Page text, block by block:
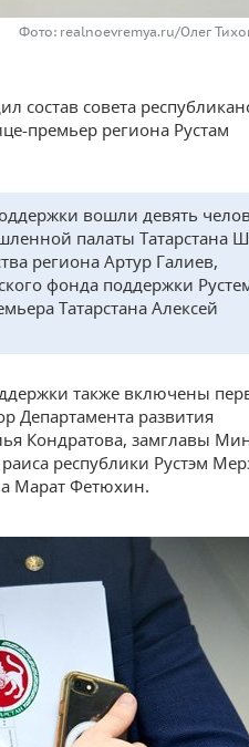
Фото: realnoevremya.ru/Олег
состав совета
премьер региона Рустам
вошли девять
палаты Татарстана
региона Артур Галиев,
фонда поддержки
Татарстана Алексей
также включены
Департамента развития
Кондратова, замглавы
республики Рустэм
Марат Фетюхин.